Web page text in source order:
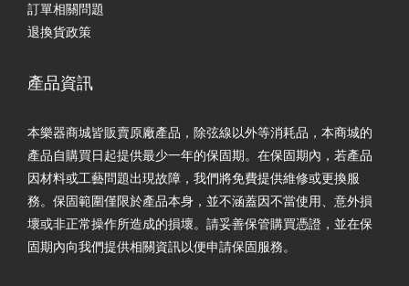
訂單相關問題
退換貨政策
產品資訊
本樂器商城皆販賣原廠產品，除弦線以外等消耗品，本商城的
產品自購買日起提供最少一年的保固期。在保固期內，若產品
因材料或工藝問題出現故障，我們將免費提供維修或更換服
務。保固範圍僅限於產品本身，並不涵蓋因不當使用、意外損
壞或非正常操作所造成的損壞。請妥善保管購買憑證，並在保
固期內向我們提供相關資訊以便申請保固服務。